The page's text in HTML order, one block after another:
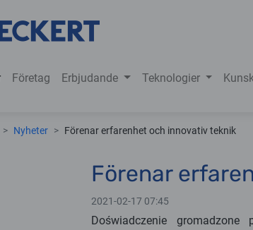
Företag Erbjudande Teknologier
Nyheter Förenar erfarenhet och innovativ teknik
Förenar
2021-02-17 07:45
Doświadczenie